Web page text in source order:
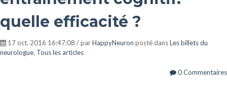
quelle efficacité ?
17 oct. 2016 16:47:08 / parHappyNeuron posté dansLes billets du
neurologue, Tous les articles
0 Commentaires